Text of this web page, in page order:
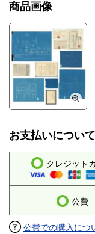
商品画像
お支払いについて
クレジット
公費
公費での購入につ